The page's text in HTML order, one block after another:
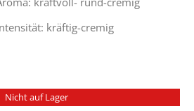
kräftig-cremig
Nicht auf Lager